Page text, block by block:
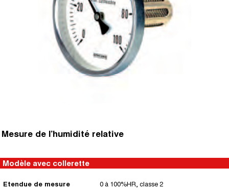
Mesure de l’humidité relative
Modèle avec collerette
Etendue de mesure
0 à 100%HR, classe 2